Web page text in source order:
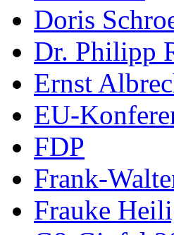
Doris
Dr. Philipp
Ernst
EU-
FDP
Frank-
Frauke